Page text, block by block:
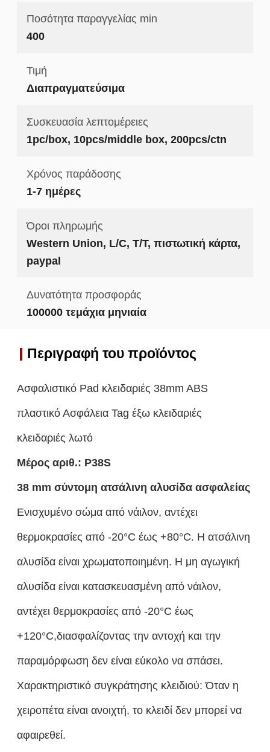
Ποσότητα παραγγελίας min
400
Τιμή
Διαπραγματεύσιμα
Συσκευασία λεπτομέρειες
1pc/box, 10pcs/middle box, 200pcs/ctn
Χρόνος παράδοσης
1-7 ημέρες
Όροι πληρωμής
Western Union, L/C, T/T, πιστωτική κάρτα,
paypal
Δυνατότητα προσφοράς
100000 τεμάχια μηνιαία
Περιγραφή του προϊόντος
Ασφαλιστικό Pad κλειδαριές 38mm ABS
πλαστικό Ασφάλεια Tag έξω κλειδαριές
κλειδαριές λωτό
Μέρος αριθ.: P38S
38 mm σύντομη ατσάλινη αλυσίδα ασφαλείας
Ενισχυμένο σώμα από νάιλον, αντέχει
θερμοκρασίες από -20°C έως +80°C. Η ατσάλινη
αλυσίδα είναι χρωματοποιημένη. Η μη αγωγική
αλυσίδα είναι κατασκευασμένη από νάιλον,
αντέχει θερμοκρασίες από -20°C έως
+120°C,διασφαλίζοντας την αντοχή και την
παραμόρφωση δεν είναι εύκολο να σπάσει.
Χαρακτηριστικό συγκράτησης κλειδιού: Όταν η
χειροπέτα είναι ανοιχτή, το κλειδί δεν μπορεί να
αφαιρεθεί.